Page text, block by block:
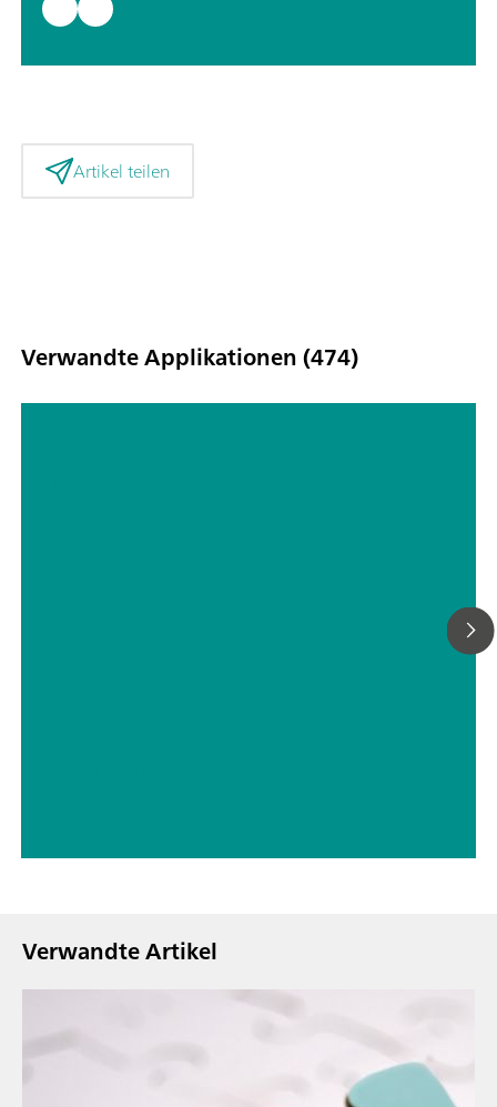
Artikel teilen
Verwandte Applikationen (474)
Verwandte Artikel